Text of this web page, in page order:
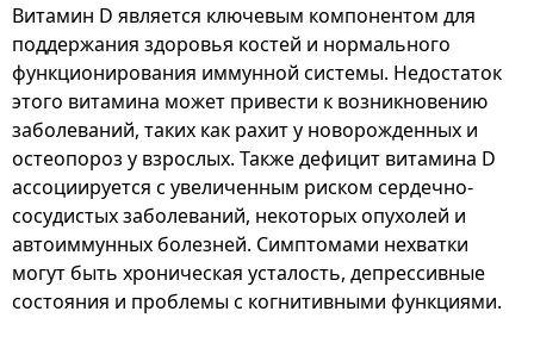
Витамин D является ключевым компонентом для
поддержания здоровья костей и нормального
функционирования иммунной системы. Недостаток
этого витамина может привести к возникновению
заболеваний, таких как рахит у новорожденных и
остеопороз у взрослых. Также дефицит витамина D
ассоциируется с увеличенным риском сердечно-
сосудистых заболеваний, некоторых опухолей и
автоиммунных болезней. Симптомами нехватки
могут быть хроническая усталость, депрессивные
состояния и проблемы с когнитивными функциями.